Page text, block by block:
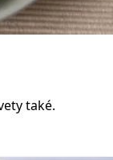
také.